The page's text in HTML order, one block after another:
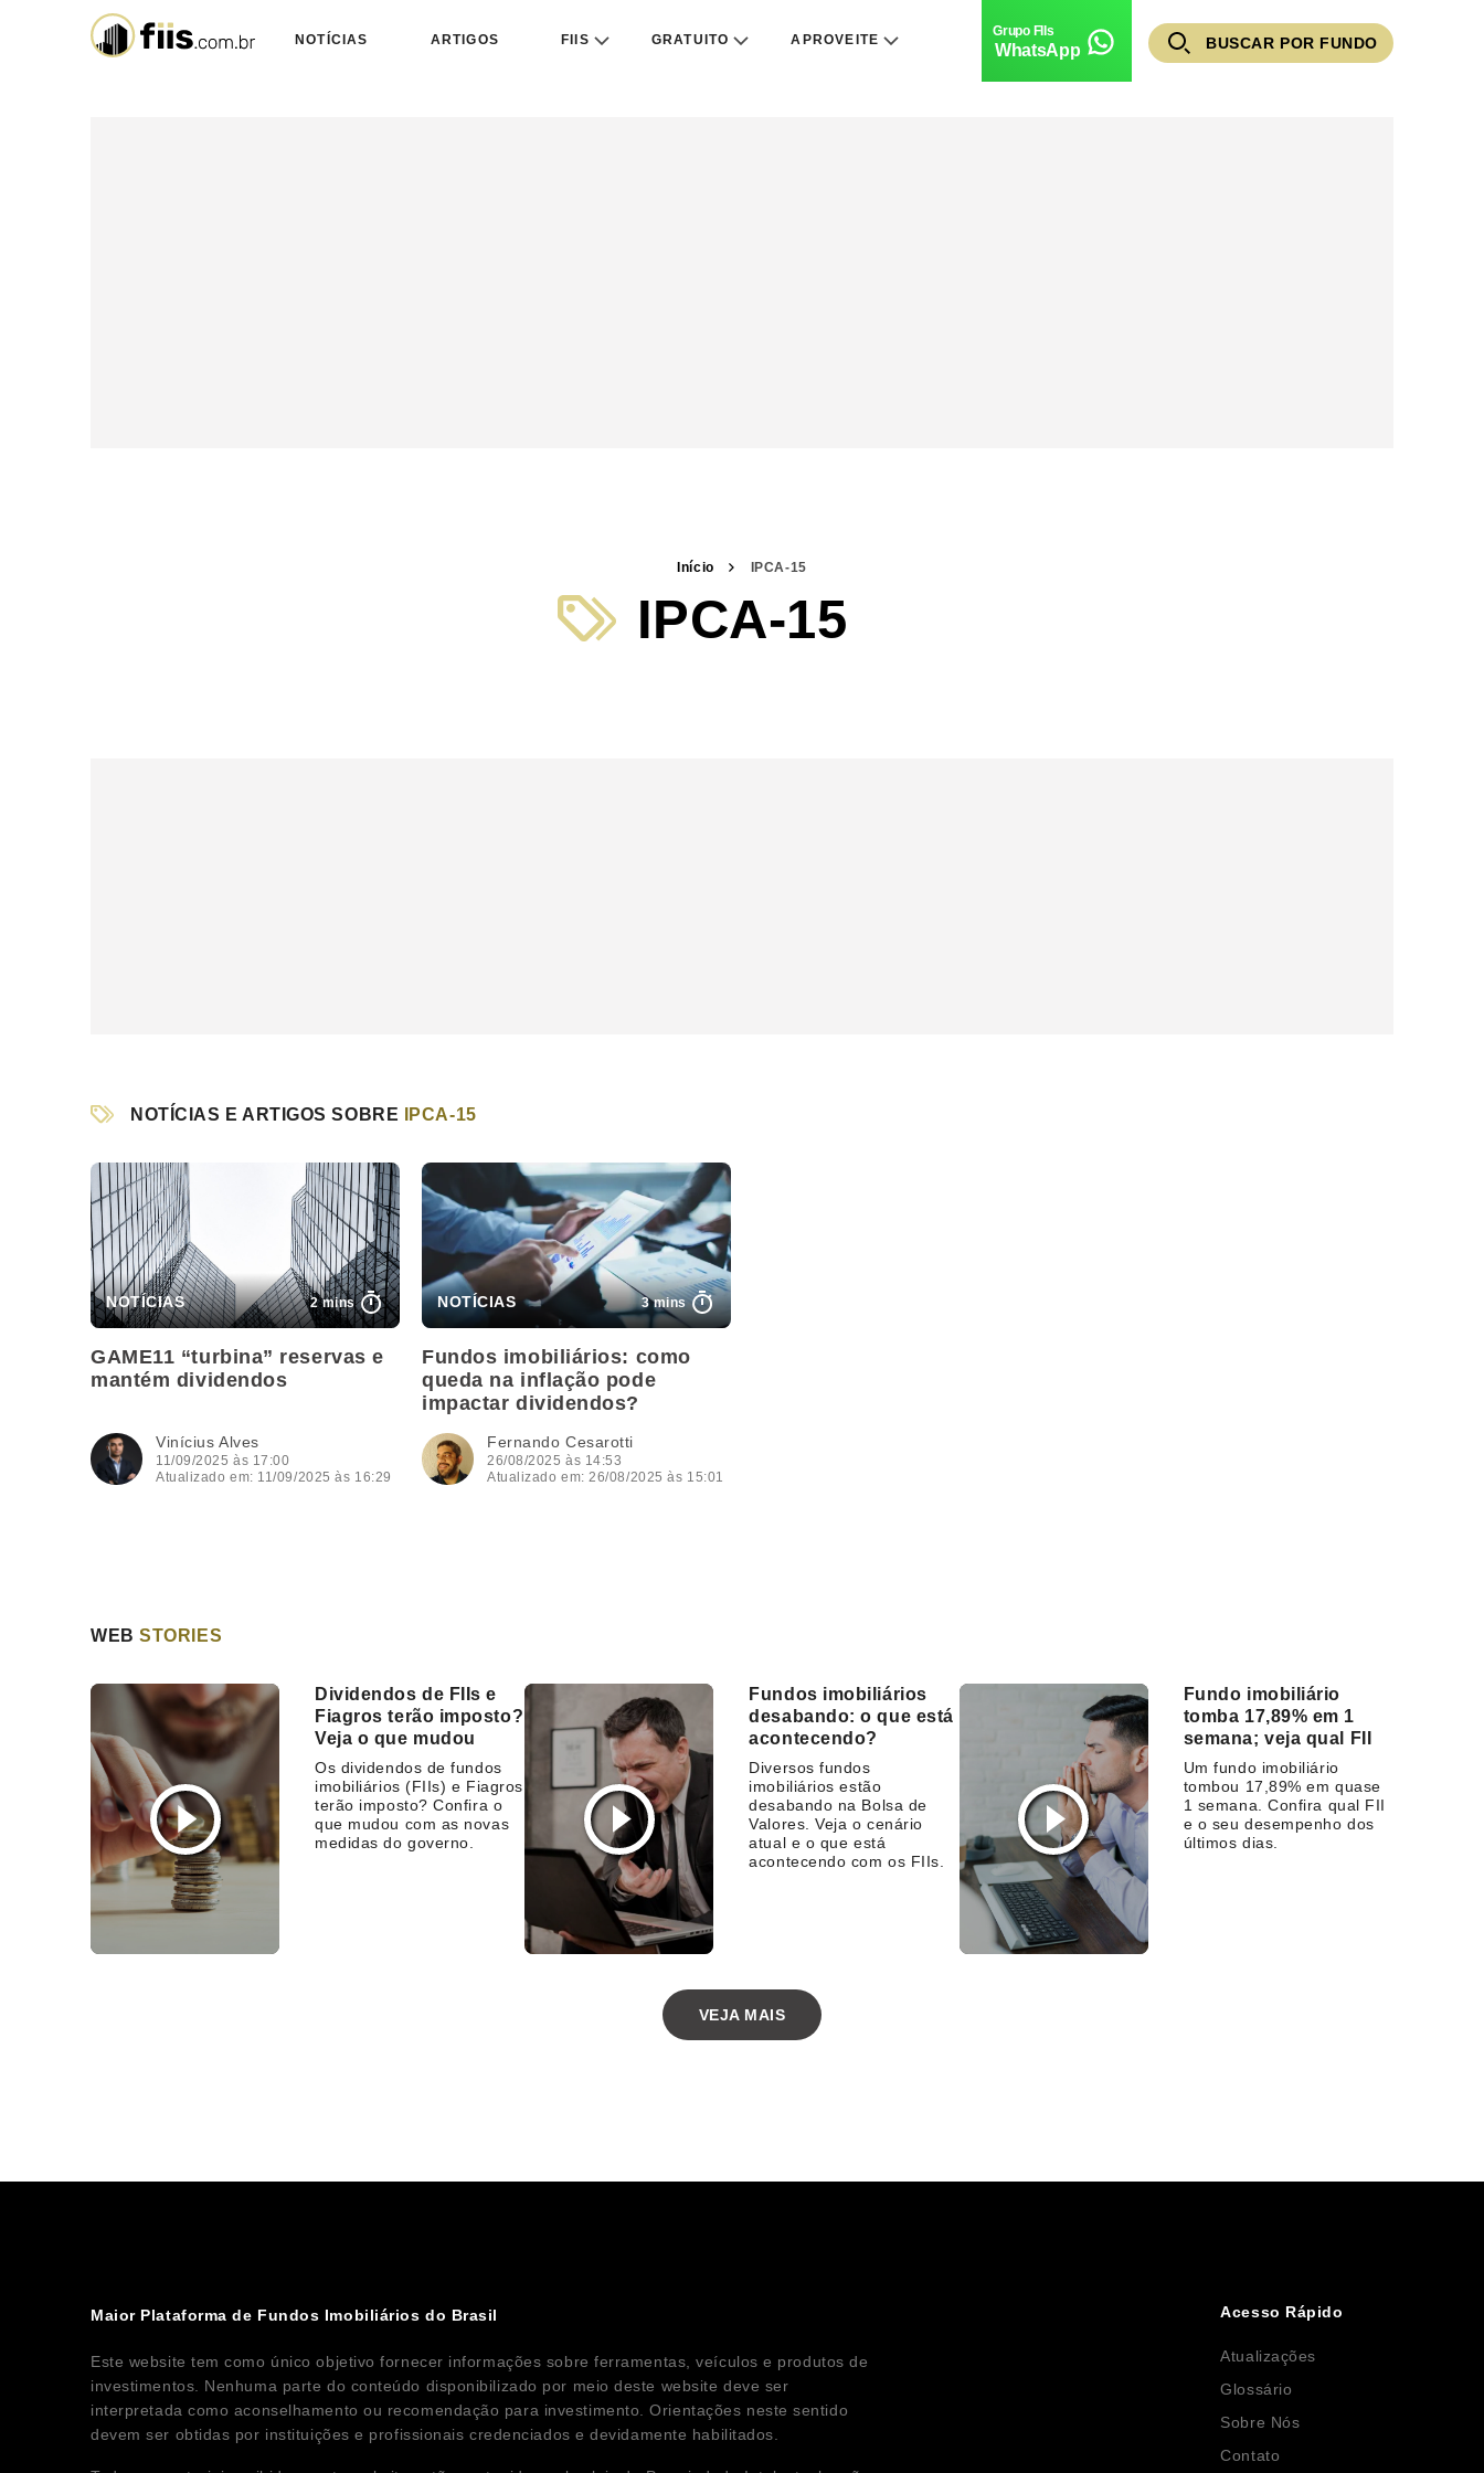
NOTÍCIAS ARTIGOS FIIS GRATUITO APROVEITE
WhatsApp BUSCAR POR FUNDO
Início IPCA-15
IPCA-15
NOTÍCIAS E ARTIGOS SOBRE IPCA-15
2 mins
GAME11 “turbina” reservas e
mantém dividendos
Vinícius Alves
11/09/2025 às 17:00
Atualizado em: 11/09/2025 às 16:29
3 mins
Fundos imobiliários: como
queda na inflação pode
impactar dividendos?
Fernando Cesarotti
26/08/2025 às 14:53
Atualizado em: 26/08/2025 às 15:01
WEBSTORIES
Dividendos de FIIs e
Fiagros terão imposto?
Veja o que mudou
Os dividendos de fundos
imobiliários (FIIs) e Fiagros
terão imposto? Confira o
que mudou com as novas
medidas do governo.
Fundos imobiliários
desabando: o que está
acontecendo?
Diversos fundos
imobiliários estão
desabando na Bolsa de
Valores. Veja o cenário
atual e o que está
acontecendo com os FIIs.
Fundo imobiliário
tomba 17,89% em 1
semana; veja qual FII
Um fundo imobiliário
tombou 17,89% em quase
1 semana. Confira qual FII
e o seu desempenho dos
últimos dias.
VEJA MAIS
Maior Plataforma de Fundos Imobiliários do Brasil
Este website tem como único objetivo fornecer informações sobre ferramentas, veículos e produtos de
investimentos. Nenhuma parte do conteúdo disponibilizado por meio deste website deve ser
interpretada como aconselhamento ou recomendação para investimento. Orientações neste sentido
devem ser obtidas por instituições e profissionais credenciados e devidamente habilitados.
Acesso Rápido
Atualizações
Glossário
Sobre Nós
Contato